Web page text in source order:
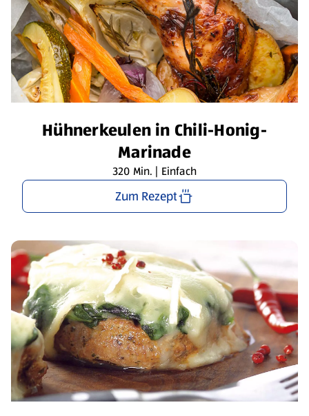
Hühnerkeulen in Chili-Honig-
Marinade
320 Min. | Einfach
Zum Rezept